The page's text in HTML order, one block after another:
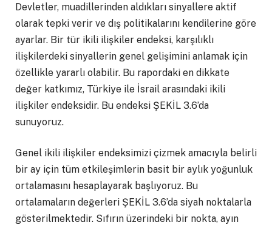
Devletler, muadillerinden aldıkları sinyallere aktif
olarak tepki verir ve dış politikalarını kendilerine göre
ayarlar. Bir tür ikili ilişkiler endeksi, karşılıklı
ilişkilerdeki sinyallerin genel gelişimini anlamak için
özellikle yararlı olabilir. Bu rapordaki en dikkate
değer katkımız, Türkiye ile İsrail arasındaki ikili
ilişkiler endeksidir. Bu endeksi ŞEKİL 3.6’da
sunuyoruz.
Genel ikili ilişkiler endeksimizi çizmek amacıyla belirli
bir ay için tüm etkileşimlerin basit bir aylık yoğunluk
ortalamasını hesaplayarak başlıyoruz. Bu
ortalamaların değerleri ŞEKİL 3.6’da siyah noktalarla
gösterilmektedir. Sıfırın üzerindeki bir nokta, ayın